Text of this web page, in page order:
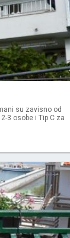
su zavisno od
3 osobe i Tip C za